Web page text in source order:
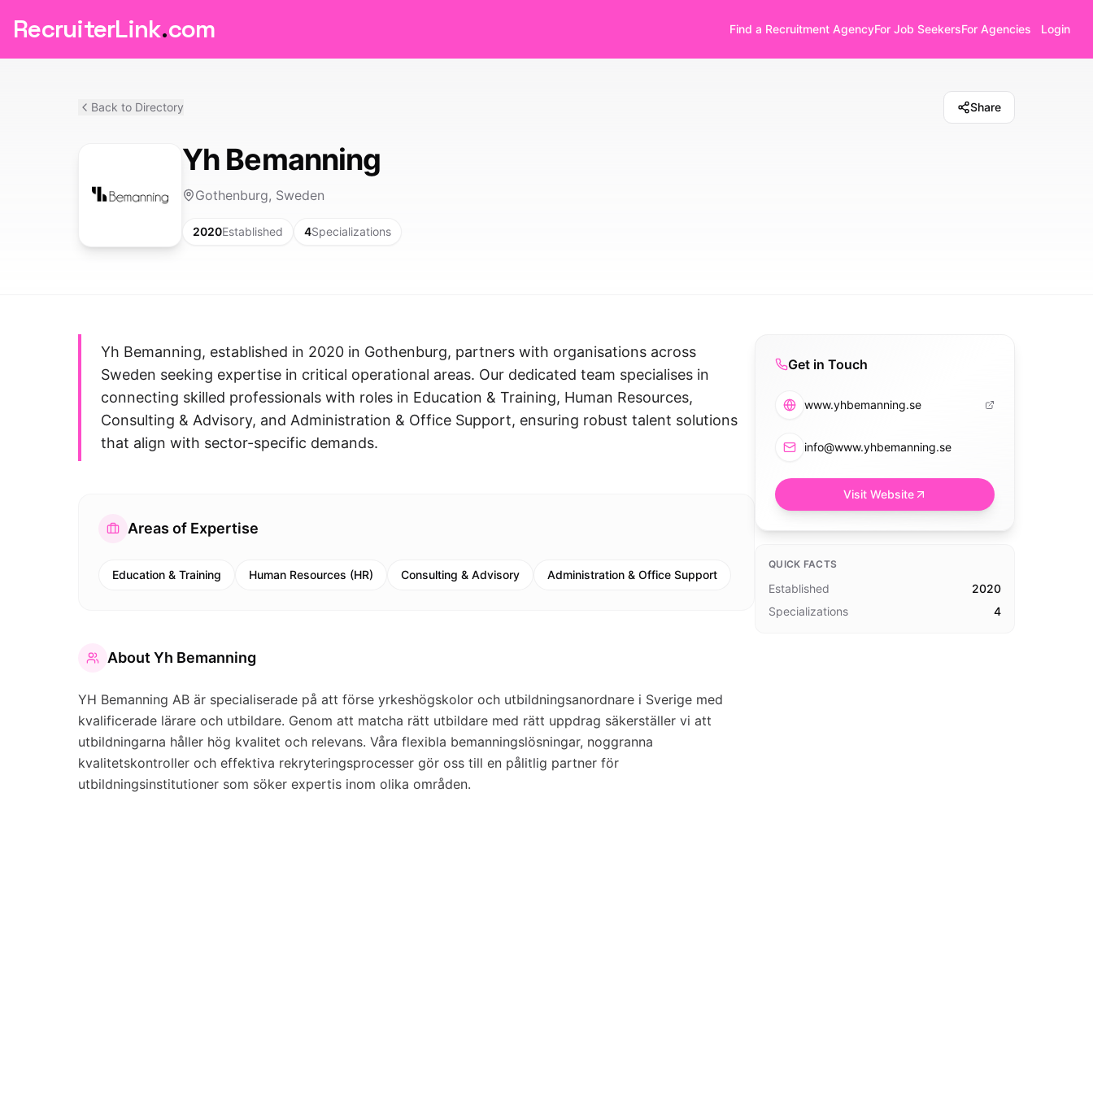
RecruiterLink.com Find a Recruitment AgencyFor Job SeekersFor Agencies Login
Back to Directory Share
Yh Bemanning
Gothenburg, Sweden
2020Established 4Specializations
Yh Bemanning, established in 2020 in Gothenburg, partners with organisations across
Sweden seeking expertise in critical operational areas. Our dedicated team specialises in
connecting skilled professionals with roles in Education & Training, Human Resources,
Consulting & Advisory, and Administration & Office Support, ensuring robust talent solutions
that align with sector-specific demands.
Areas of Expertise
Education & Training Human Resources (HR) Consulting & Advisory Administration & Office Support
About Yh Bemanning
YH Bemanning AB är specialiserade på att förse yrkeshögskolor och utbildningsanordnare i Sverige med
kvalificerade lärare och utbildare. Genom att matcha rätt utbildare med rätt uppdrag säkerställer vi att
utbildningarna håller hög kvalitet och relevans. Våra flexibla bemanningslösningar, noggranna
kvalitetskontroller och effektiva rekryteringsprocesser gör oss till en pålitlig partner för
utbildningsinstitutioner som söker expertis inom olika områden.
Get in Touch
www.yhbemanning.se
info@www.yhbemanning.se
Visit Website
QUICK FACTS
Established
2020
Specializations
4